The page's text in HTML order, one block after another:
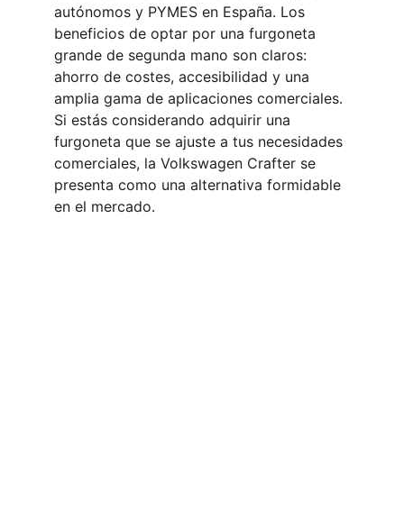
autónomos y PYMES en España. Los
beneficios de optar por una furgoneta
grande de segunda mano son claros:
ahorro de costes, accesibilidad y una
amplia gama de aplicaciones comerciales.
Si estás considerando adquirir una
furgoneta que se ajuste a tus necesidades
comerciales, la Volkswagen Crafter se
presenta como una alternativa formidable
en el mercado.